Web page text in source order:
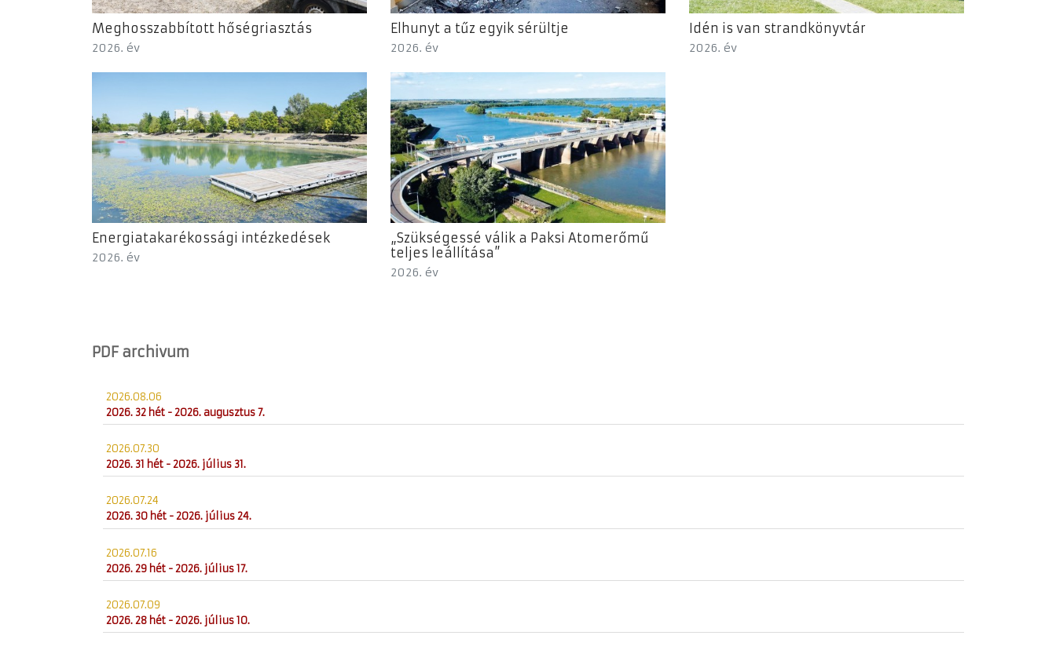
Meghosszabbított hőségriasztás
2026. év
Elhunyt a tűz egyik sérültje
2026. év
Idén is van strandkönyvtár
2026. év
Energiatakarékossági intézkedések
2026. év
„Szükségessé válik a Paksi Atomerőmű
teljes leállítása”
2026. év
PDF archivum
2026.08.06
2026. 32 hét - 2026. augusztus 7.
2026.07.30
2026. 31 hét - 2026. július 31.
2026.07.24
2026. 30 hét - 2026. július 24.
2026.07.16
2026. 29 hét - 2026. július 17.
2026.07.09
2026. 28 hét - 2026. július 10.